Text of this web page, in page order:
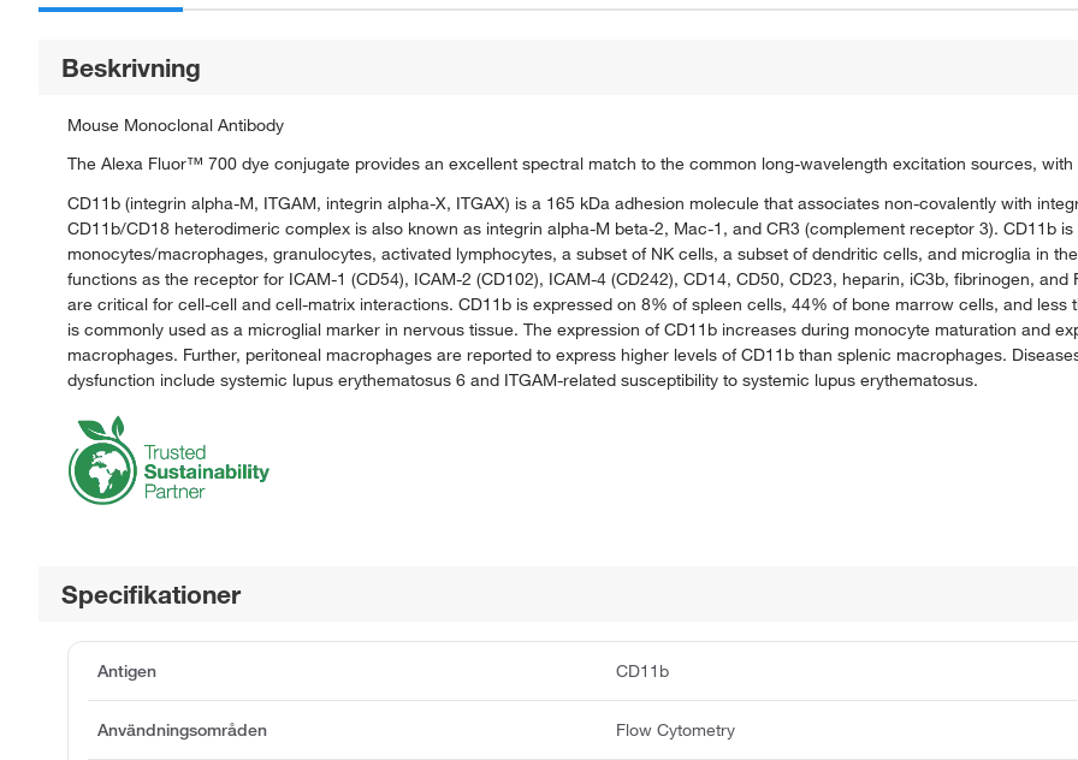
Beskrivning
Mouse Monoclonal Antibody
The Alexa Fluor™ 700 dye conjugate provides an excellent spectral match to the common long-wavelength excitation sources,
CD11b (integrin alpha-M, ITGAM, integrin alpha-X, ITGAX) is a 165 kDa adhesion molecule that associates non-covalently with
CD11b/CD18 heterodimeric complex is also known as integrin alpha-M beta-2, Mac-1, and CR3 (complement receptor 3). CD11b
monocytes/macrophages, granulocytes, activated lymphocytes, a subset of NK cells, a subset of dendritic cells, and microglia in
functions as the receptor for ICAM-1 (CD54), ICAM-2 (CD102), ICAM-4 (CD242), CD14, CD50, CD23, heparin, iC3b, fibrinogen, and
are critical for cell-cell and cell-matrix interactions. CD11b is expressed on 8% of spleen cells, 44% of bone marrow cells, and less
is commonly used as a microglial marker in nervous tissue. The expression of CD11b increases during monocyte maturation and
macrophages. Further, peritoneal macrophages are reported to express higher levels of CD11b than splenic macrophages.
dysfunction include systemic lupus erythematosus 6 and ITGAM-related susceptibility to systemic lupus erythematosus.
Specifikationer
Antigen CD11b
Användningsområden Flow Cytometry